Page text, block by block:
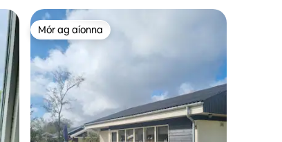
Mór ag aíonna
Mór ag aíonna